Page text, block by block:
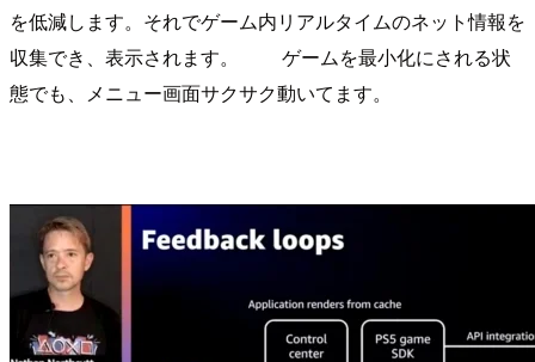
を低減します。それでゲーム内リアルタイムのネット情報を
収集でき、表示されます。 ゲームを最小化にされる状
態でも、メニュー画面サクサク動いてます。